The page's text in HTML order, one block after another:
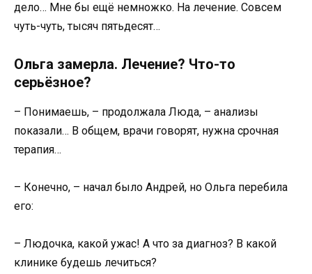
дело… Мне бы ещё немножко. На лечение. Совсем
чуть-чуть, тысяч пятьдесят…
Ольга замерла. Лечение? Что-то
серьёзное?
– Понимаешь, – продолжала Люда, – анализы
показали… В общем, врачи говорят, нужна срочная
терапия…
– Конечно, – начал было Андрей, но Ольга перебила
его:
– Людочка, какой ужас! А что за диагноз? В какой
клинике будешь лечиться?